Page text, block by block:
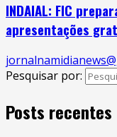
INDAIAL: FIC
apresentações
Pesquisar por:
Posts recentes